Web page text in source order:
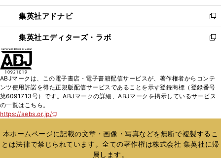
開
く
ウ
で
開
く
ン
ド
ウ
で
ウ
ィ
ン
ド
く
集英社アドナビ
新
し
い
ド
ウ
で
集英社エディターズ・ラボ
新
ィ
ン
ド
開
く
ABJマークは、この電子書店・電子書籍配信サービスが、著作権者からコンテ
ンツ使用許諾を得た正規版配信サービスであることを示す登録商標（登録番号
第6091713号）です。ABJマークの詳細、ABJマークを掲示しているサービス
の一覧はこちら。
https://aebs.or.jp/
新
い
ウ
ィ
本ホームページに記載の文章・画像・写真などを無断で複製するこ
とは法律で禁じられています。全ての著作権は株式会社 集英社に帰
属します。